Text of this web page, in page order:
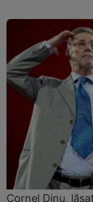
Cornel Dinu,